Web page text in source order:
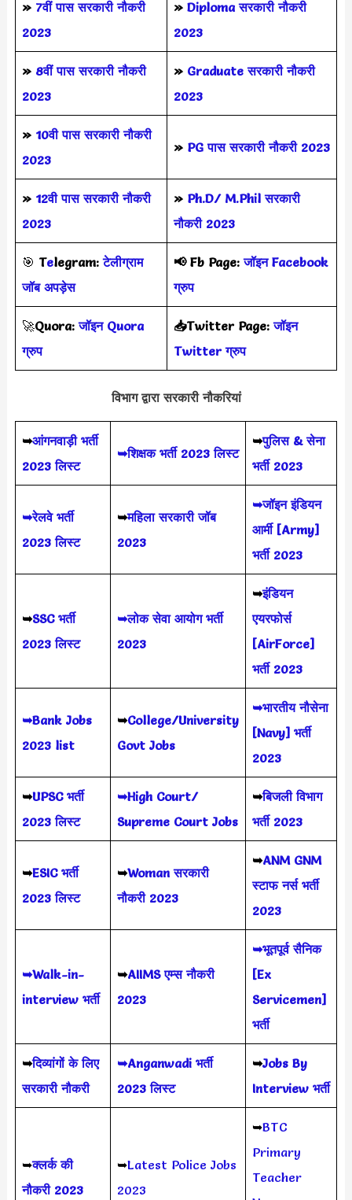
» 7वीं पास सरकारी नौकरी
2023
» Diploma सरकारी नौकरी
2023
» 8वीं पास सरकारी नौकरी
2023
» Graduate सरकारी नौकरी
2023
» 10वी पास सरकारी नौकरी
2023
» PG पास सरकारी नौकरी 2023
» 12वी पास सरकारी नौकरी
2023
» Ph.D/ M.Phil सरकारी
नौकरी 2023
🎯 Telegram: टेलीग्राम
जॉब अपड़ेस
📢 Fb Page:जॉइन Facebook
ग्रुप
🚀Quora:जॉइन Quora
ग्रुप
📥Twitter Page:जॉइन
Twitter ग्रुप
विभाग द्वारा सरकारी नौकरियां
➥आंगनवाड़ी भर्ती
2023 लिस्ट
➥शिक्षक भर्ती 2023 लिस्ट
➥पुलिस & सेना
भर्ती 2023
➥रेलवे भर्ती
2023 लिस्ट
➥महिला सरकारी जॉब
2023
➥जॉइन इंडियन
आर्मी [Army]
भर्ती 2023
➥SSC भर्ती
2023 लिस्ट
➥लोक सेवा आयोग भर्ती
2023
➥इंडियन
एयरफोर्स
[AirForce]
भर्ती 2023
➥Bank Jobs
2023 list
➥College/University
Govt Jobs
➥भारतीय नौसेना
[Navy] भर्ती
2023
➥UPSC भर्ती
2023 लिस्ट
➥High Court/
Supreme Court Jobs
➥बिजली विभाग
भर्ती 2023
➥ESIC भर्ती
2023 लिस्ट
➥Woman सरकारी
नौकरी 2023
➥ANM GNM
स्टाफ नर्स भर्ती
2023
➥Walk-in-
interview भर्ती
➥AIIMS एम्स नौकरी
2023
➥भूतपूर्व सैनिक
[Ex
Servicemen]
भर्ती
➥दिव्यांगों के लिए
सरकारी नौकरी
➥Anganwadi भर्ती
2023 लिस्ट
➥Jobs By
Interview भर्ती
➥क्लर्क की
नौकरी 2023
➥Latest Police Jobs
2023
➥BTC
Primary
Teacher